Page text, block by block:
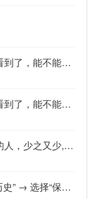
你好，朋友这个软件提取不了如果你看到了，能不能把这个纯净版的发我邮箱里不
你好，朋友这个软件提取不了如果你看到了，能不能把这个纯净版的发我邮箱里不
成功道路其实也并不拥挤，坚持下去的人，少之又少,说的真好
1准备数据在MT4中，右键点击“账户历史” → 选择“保存为详细户口结单” → 保存为一个HTML文件。用Excel打开这个HTML文件，或者打开它并复制全部内容，粘贴到一个空白Excel工作表中。2使用你的.xlsm文件打开你已经保存好的“MT4报表合并神器.xlsm”文件。将上一步中未处理的两行数据，复制并粘贴到这个.xlsm文件的第一个工作表中。3运行宏在Excel中，按快捷键 Alt + F8 打开“宏”对话框。选择名为 MergeMT4Statement_Ultimate 的宏，然后点击“执行”或“运行”。4完成宏运行后，你会发现原本错位成两行的数据，已经自动合并成一行了。